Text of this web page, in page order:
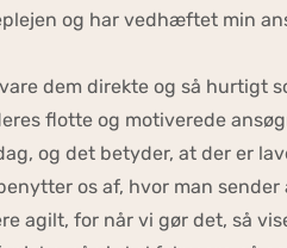
og har vedhæftet min
dem direkte og så hurtigt
flotte og motiverede
og det betyder, at der er
os af, hvor man
agilt, for når vi gør det, så